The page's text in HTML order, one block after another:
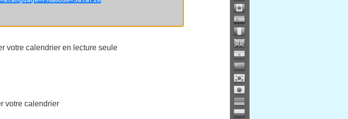
votre calendrier en lecture seule
votre calendrier